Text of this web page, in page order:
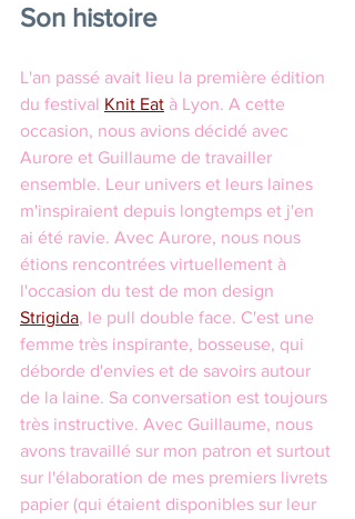
Son histoire
L'an passé avait lieu la première édition
du festival Knit Eat à Lyon. A cette
occasion, nous avions décidé avec
Aurore et Guillaume de travailler
ensemble. Leur univers et leurs laines
m'inspiraient depuis longtemps et j'en
ai été ravie. Avec Aurore, nous nous
étions rencontrées virtuellement à
l'occasion du test de mon design
Strigida, le pull double face. C'est une
femme très inspirante, bosseuse, qui
déborde d'envies et de savoirs autour
de la laine. Sa conversation est toujours
très instructive. Avec Guillaume, nous
avons travaillé sur mon patron et surtout
sur l'élaboration de mes premiers livrets
papier (qui étaient disponibles sur leur